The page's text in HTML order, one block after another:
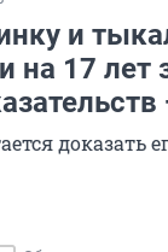
и
на 17 лет
доказать